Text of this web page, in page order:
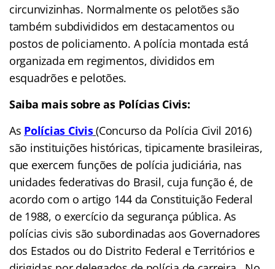
circunvizinhas. Normalmente os pelotões são
também subdivididos em destacamentos ou
postos de policiamento. A polícia montada está
organizada em regimentos, divididos em
esquadrões e pelotões.
Saiba mais sobre as Polícias Civis:
As Polícias Civis(Concurso da Polícia Civil 2016)
são instituições históricas, tipicamente brasileiras,
que exercem funções de polícia judiciária, nas
unidades federativas do Brasil, cuja função é, de
acordo com o artigo 144 da Constituição Federal
de 1988, o exercício da segurança pública. As
polícias civis são subordinadas aos Governadores
dos Estados ou do Distrito Federal e Territórios e